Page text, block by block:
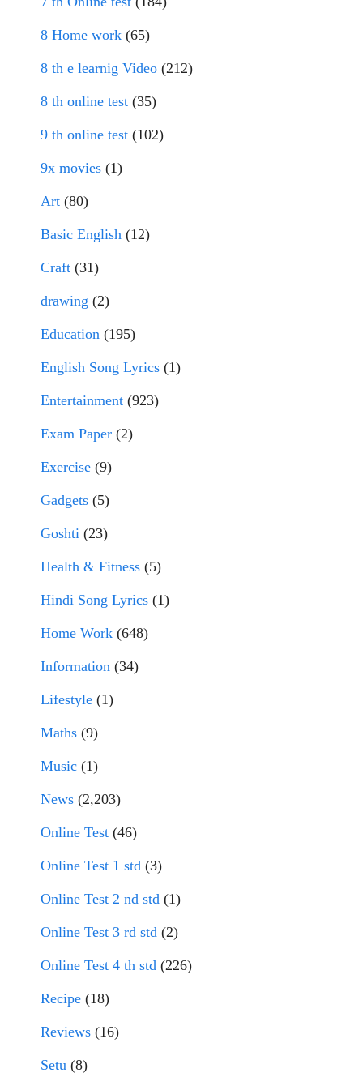
8 Home work (65)
8 th e learnig Video (212)
8 th online test (35)
9 th online test (102)
9x movies (1)
Art (80)
Basic English (12)
Craft (31)
drawing (2)
Education (195)
English Song Lyrics (1)
Entertainment (923)
Exam Paper (2)
Exercise (9)
Gadgets (5)
Goshti (23)
Health & Fitness (5)
Hindi Song Lyrics (1)
Home Work (648)
Information (34)
Lifestyle (1)
Maths (9)
Music (1)
News (2,203)
Online Test (46)
Online Test 1 std (3)
Online Test 2 nd std (1)
Online Test 3 rd std (2)
Online Test 4 th std (226)
Recipe (18)
Reviews (16)
Setu (8)